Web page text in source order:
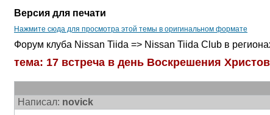
Версия для печати
Нажмите сюда для просмотра этой темы в оригинальном формате
Форум клуба Nissan Tiida => Nissan Tiida Club в
тема: 17 встреча в день Воскрешения
Написал: novick